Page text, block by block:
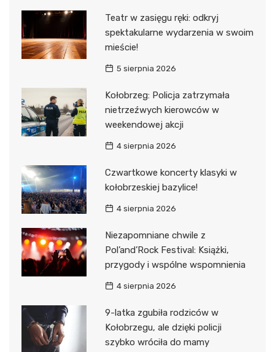
Teatr w zasięgu ręki: odkryj
spektakularne wydarzenia w swoim
mieście!
5 sierpnia 2026
Kołobrzeg: Policja zatrzymała
nietrzeźwych kierowców w
weekendowej akcji
4 sierpnia 2026
Czwartkowe koncerty klasyki w
kołobrzeskiej bazylice!
4 sierpnia 2026
Niezapomniane chwile z
Pol’and’Rock Festival: Książki,
przygody i wspólne wspomnienia
4 sierpnia 2026
9-latka zgubiła rodziców w
Kołobrzegu, ale dzięki policji
szybko wróciła do mamy